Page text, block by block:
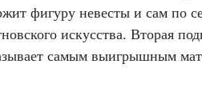
фигуру невесты и сам по
искусства. Вторая
самым выигрышным